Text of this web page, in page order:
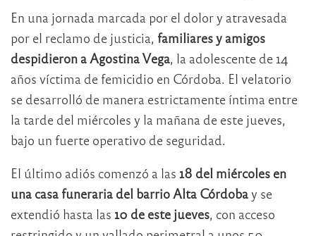
En una jornada marcada por el dolor y atravesada
por el reclamo de justicia, familiares y amigos
despidieron a Agostina Vega, la adolescente de 14
años víctima de femicidio en Córdoba. El velatorio
se desarrolló de manera estrictamente íntima entre
la tarde del miércoles y la mañana de este jueves,
bajo un fuerte operativo de seguridad.
El último adiós comenzó a las 18 del miércoles en
una casa funeraria del barrio Alta Córdobay se
extendió hasta las 10 de este jueves, con acceso